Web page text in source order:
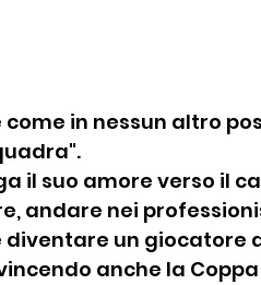
in nessun altro
il suo amore verso il
andare nei
un giocatore
anche la